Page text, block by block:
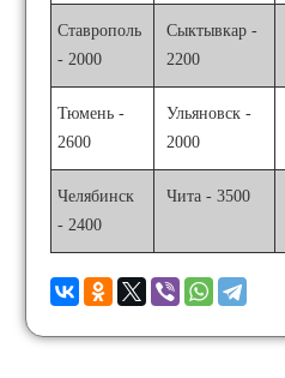
Ставрополь
- 2000
Сыктывкар -
2200
Тюмень -
2600
Ульяновск -
2000
Челябинск
- 2400
Чита - 3500